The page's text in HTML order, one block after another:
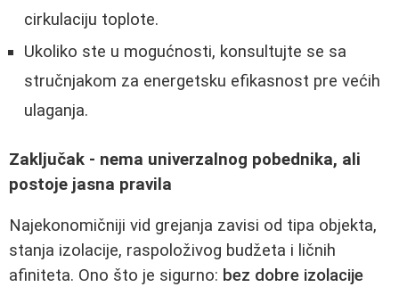
cirkulaciju toplote.
Ukoliko ste u mogućnosti, konsultujte se sa
stručnjakom za energetsku efikasnost pre većih
ulaganja.
Zaključak - nema univerzalnog pobednika, ali
postoje jasna pravila
Najekonomičniji vid grejanja zavisi od tipa objekta,
stanja izolacije, raspoloživog budžeta i ličnih
afiniteta. Ono što je sigurno: bez dobre izolacije